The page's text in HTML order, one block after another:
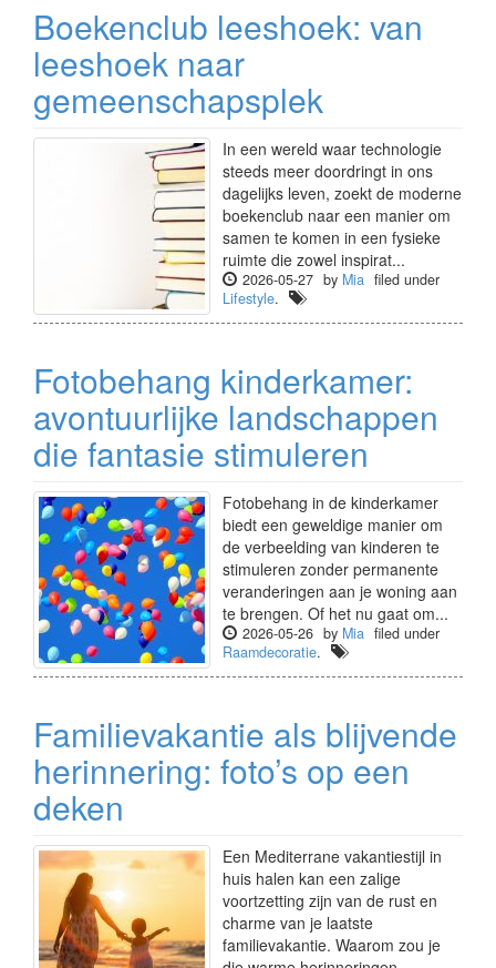
Boekenclub leeshoek: van
leeshoek naar
gemeenschapsplek
In een wereld waar technologie
steeds meer doordringt in ons
dagelijks leven, zoekt de moderne
boekenclub naar een manier om
samen te komen in een fysieke
ruimte die zowel inspirat...
2026-05-27 by Mia filed under
Lifestyle.
Fotobehang kinderkamer:
avontuurlijke landschappen
die fantasie stimuleren
Fotobehang in de kinderkamer
biedt een geweldige manier om
de verbeelding van kinderen te
stimuleren zonder permanente
veranderingen aan je woning aan
te brengen. Of het nu gaat om...
2026-05-26 by Mia filed under
Raamdecoratie.
Familievakantie als blijvende
herinnering: foto’s op een
deken
Een Mediterrane vakantiestijl in
huis halen kan een zalige
voortzetting zijn van de rust en
charme van je laatste
familievakantie. Waarom zou je